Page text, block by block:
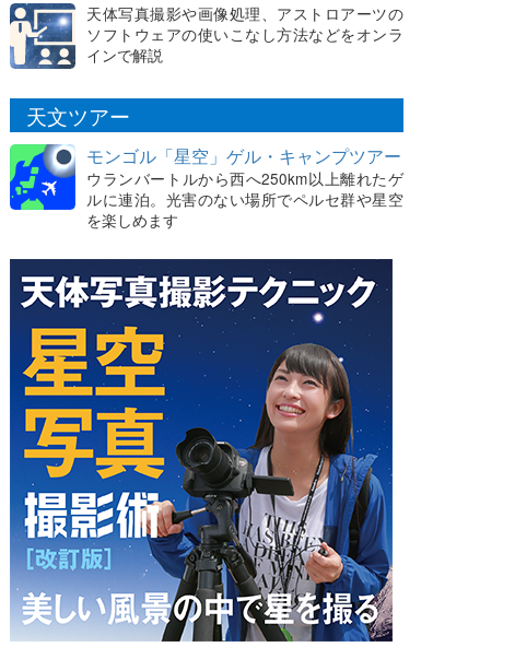
天体写真撮影や画像処理、アストロアーツの
ソフトウェアの使いこなし方法などをオンラ
インで解説
天文ツアー
モンゴル「星空」ゲル・キャンプツアー
ウランバートルから西へ250km以上離れたゲ
ルに連泊。光害のない場所でペルセ群や星空
を楽しめます